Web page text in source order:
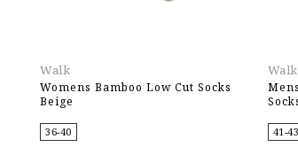
Walk
Womens Bamboo Low Cut Socks
Beige
36-40
Walk
41-43